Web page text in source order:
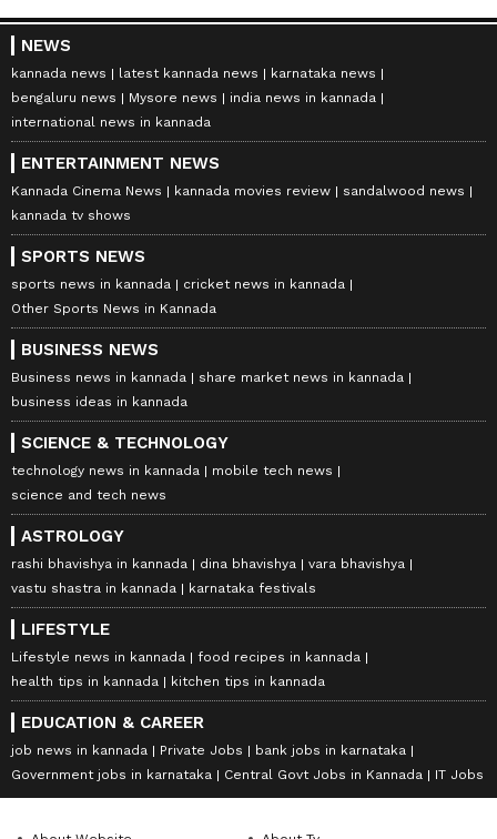
NEWS
kannada news latest kannada news
karnataka news
bengaluru news
Mysore news
india news in kannada
international news in kannada
ENTERTAINMENT NEWS
Kannada Cinema News kannada movies review
sandalwood news
kannada tv shows
SPORTS NEWS
sports news in kannada
cricket news in kannada
Other Sports News in Kannada
BUSINESS NEWS
Business news in kannada
share market news in kannada
business ideas in kannada
SCIENCE & TECHNOLOGY
technology news in kannada
mobile tech news
science and tech news
ASTROLOGY
rashi bhavishya in kannada dina bhavishya
vara bhavishya
vastu shastra in kannada
karnataka festivals
LIFESTYLE
Lifestyle news in kannada
food recipes in kannada
health tips in kannada
kitchen tips in kannada
EDUCATION & CAREER
job news in kannada Private Jobs
bank jobs in karnataka
Government jobs in karnataka
Central Govt Jobs in Kannada IT Jobs